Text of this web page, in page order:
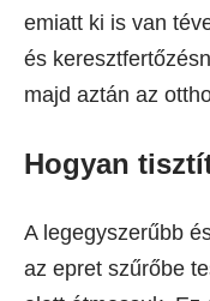
emiatt ki is van
és
majd aztán az
Hogyan
A legegyszerűbb
az epret szűrőbe